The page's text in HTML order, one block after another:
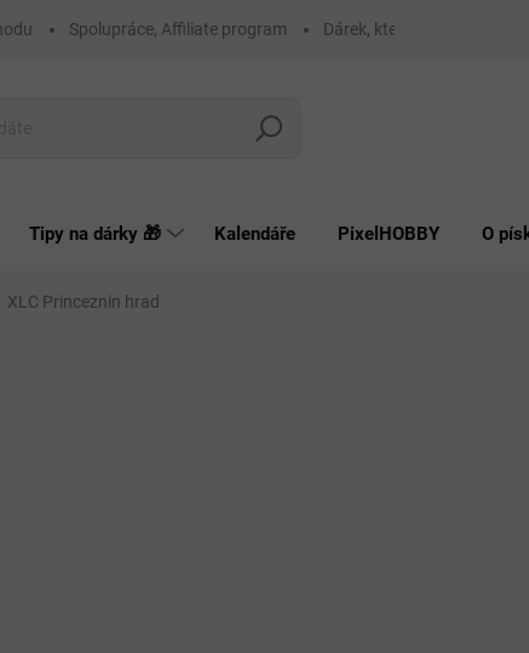
Spolupráce, Affiliate program Dárek, který má smysl
Hledat
Tipy na dárky 🎁 Kalendáře PixelHOBBY O
XLC Princeznin hrad